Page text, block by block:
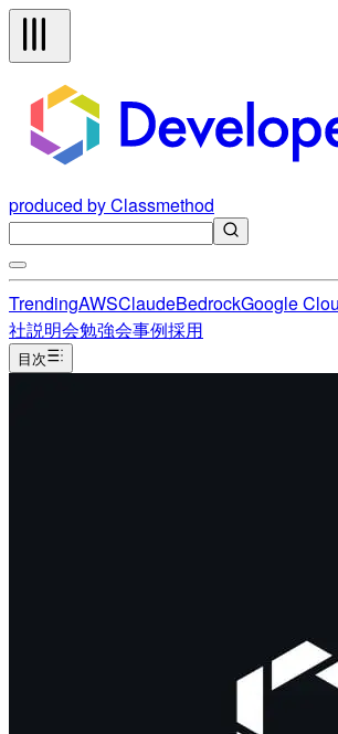
produced by Classmethod
TrendingAWSClaudeBedrockGoogle
社説明会勉強会事例採用
目次